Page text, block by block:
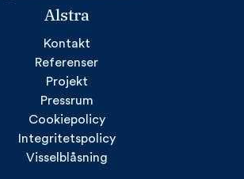
Alstra
Kontakt
Referenser
Projekt
Pressrum
Cookiepolicy
Integritetspolicy
Visselblåsning